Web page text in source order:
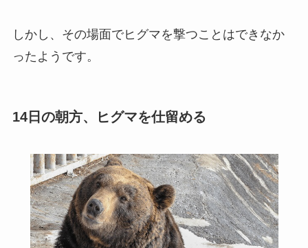
しかし、その場面でヒグマを撃つことはできなか
ったようです。
14日の朝方、ヒグマを仕留める